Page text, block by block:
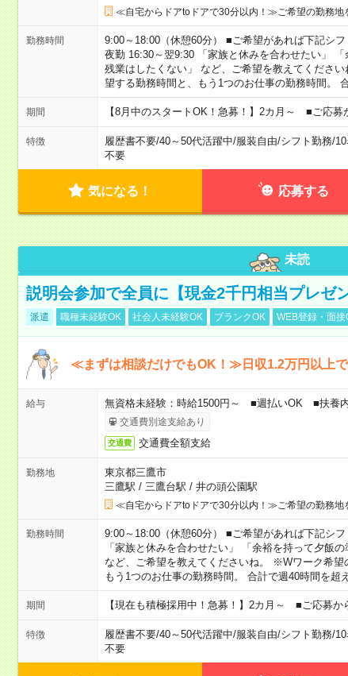
≪自宅からドアtoドアで30分以内！≫ご希望の勤務地
勤務時間
9:00～18:00（休憩60分） ■ご希望があれば下記シ
夜勤 16:30～翌9:30 「家族と休みを合わせたい」
残業はしたくない」 など、ご希望を教えてくださ
望する勤務時間と、もう1つのお仕事の勤務時間。
期間 【8月中のスタートOK！急募！】2カ月～ ■ご応募
特徴 履歴書不要/40～50代活躍中/服装自由/シフト勤務/
不要
気になる！ 応募する
未読
説明会参加で全員に【現金2千円相当プレゼ
派遣 職種未経験OK 社会人未経験OK ブランクOK WEB登録・面接
≪まずは相談だけでもOK！≫日収1.2万円以上で
給与 無資格未経験：時給1500円～ ■週払いOK ■扶養
交通費別途支給あり
交通費 交通費全額支給
勤務地
東京都三鷹市
三鷹駅 / 三鷹台駅 / 井の頭公園駅
≪自宅からドアtoドアで30分以内！≫ご希望の勤務地
勤務時間
9:00～18:00（休憩60分） ■ご希望があれば下記シ
「家族と休みを合わせたい」 「余裕を持って夕飯
など、ご希望を教えてくださいね。 ※Wワーク希望
もう1つのお仕事の勤務時間。 合計で週40時間を超
期間 【現在も積極採用中！急募！】2カ月～ ■ご応募か
特徴 履歴書不要/40～50代活躍中/服装自由/シフト勤務/
不要